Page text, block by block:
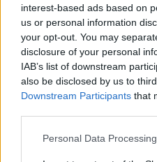
interest-based ads based on
us or personal information
your opt-out. You may
disclosure of your personal
IAB’s list of downstream
also be disclosed by us to
Downstream Participants that
Please note that this website/
Personal Data
magabiztosan
kialakítva ezzel a
A Guangzhou
pontot szerzett, és
tabelláját, két ponttal